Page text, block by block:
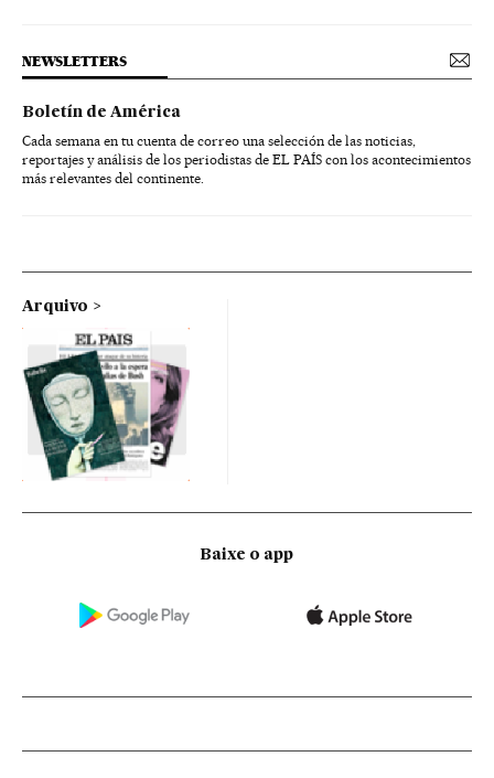
NEWSLETTERS
Boletín de América
Cada semana en tu cuenta de correo una selección de las noticias,
reportajes y análisis de los periodistas de EL PAÍS con los acontecimientos
más relevantes del continente.
Arquivo
Baixe o app